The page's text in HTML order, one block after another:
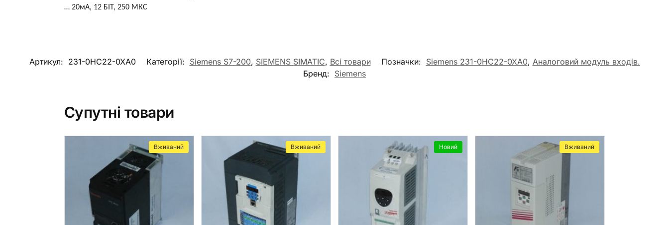
… 20мА, 12 БІТ, 250 МКС
Артикул: 231-0HC22-0XA0 Категорії: Siemens S7-200, SIEMENS SIMATIC, Всі товари Позначки: Siemens 231-0HC22-0XA0, Аналоговий модуль входів.
Бренд: Siemens
Супутні товари
Вживаний Вживаний Новий Вживаний